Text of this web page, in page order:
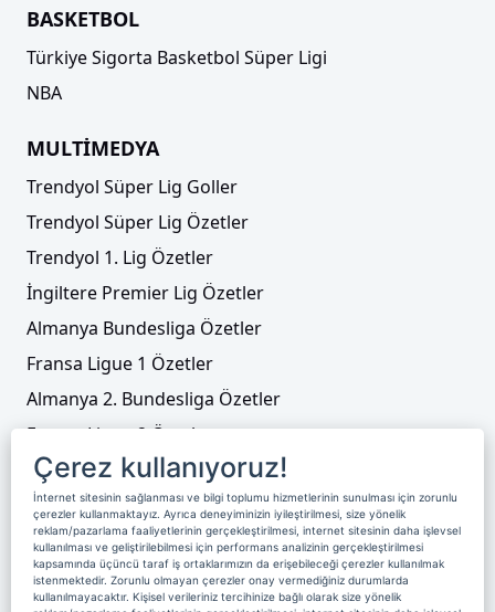
BASKETBOL
Türkiye Sigorta Basketbol Süper Ligi
NBA
MULTİMEDYA
Trendyol Süper Lig Goller
Trendyol Süper Lig Özetler
Trendyol 1. Lig Özetler
İngiltere Premier Lig Özetler
Almanya Bundesliga Özetler
Fransa Ligue 1 Özetler
Almanya 2. Bundesliga Özetler
Fransa Ligue 2 Özetler
Tenis
Video Liste
Foto Galeriler
Üyelik Yayın Akışı Reklam Site Sözleşmesi
Çerez kullanıyoruz!
İnternet sitesinin sağlanması ve bilgi toplumu hizmetlerinin sunulması için zorunlu
çerezler kullanmaktayız. Ayrıca deneyiminizin iyileştirilmesi, size yönelik
reklam/pazarlama faaliyetlerinin gerçekleştirilmesi, internet sitesinin daha işlevsel
kullanılması ve geliştirilebilmesi için performans analizinin gerçekleştirilmesi
kapsamında üçüncü taraf iş ortaklarımızın da erişebileceği çerezler kullanılmak
istenmektedir. Zorunlu olmayan çerezler onay vermediğiniz durumlarda
kullanılmayacaktır. Kişisel verileriniz tercihinize bağlı olarak size yönelik